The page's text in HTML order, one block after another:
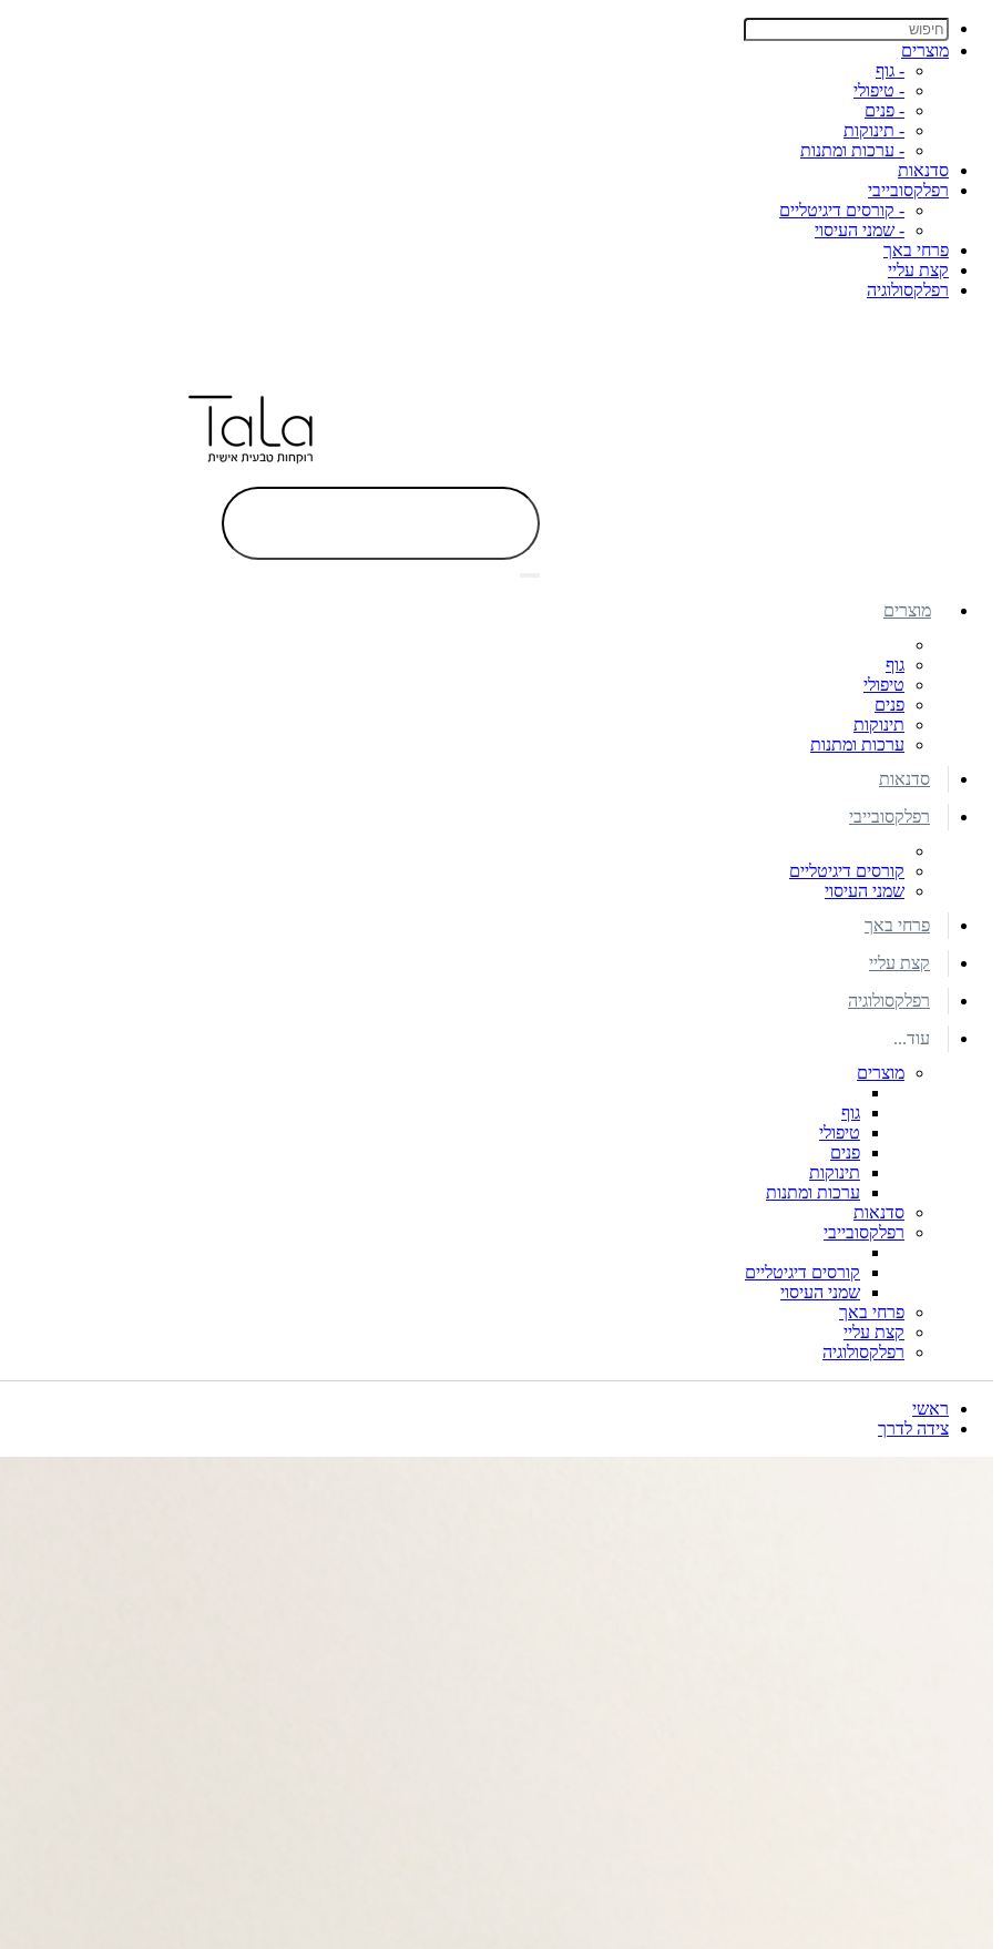
מוצרים
- גוף
- טיפולי
- פנים
- תינוקות
- ערכות ומתנות
סדנאות
רפלקסובייבי
- קורסים דיגיטליים
- שמני העיסוי
פרחי באך
קצת עליי
רפלקסולוגיה
מוצרים
גוף
טיפולי
פנים
תינוקות
ערכות ומתנות
סדנאות
רפלקסובייבי
קורסים דיגיטליים
שמני העיסוי
פרחי באך
קצת עליי
רפלקסולוגיה
עוד...
מוצרים
גוף
טיפולי
פנים
תינוקות
ערכות ומתנות
סדנאות
רפלקסובייבי
קורסים דיגיטליים
שמני העיסוי
פרחי באך
קצת עליי
רפלקסולוגיה
ראשי
צידה לדרך